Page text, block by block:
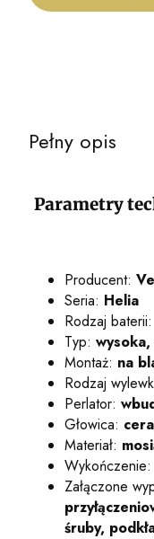
Pełny opis
Parametry
Producent:
Seria: Helia
Rodzaj baterii:
Typ:
Montaż: na
Rodzaj
Perlator:
Głowica:
Materiał:
Wykończenie:
Załączone
śruby,